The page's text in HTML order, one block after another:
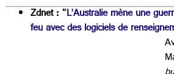
Zdnet : "L’Australie mène une
feu avec des logiciels de